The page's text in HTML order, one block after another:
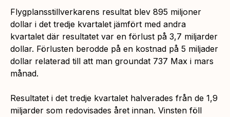
Flygplansstillverkarens resultat blev 895 miljoner
dollar i det tredje kvartalet jämfört med andra
kvartalet där resultatet var en förlust på 3,7 miljarder
dollar. Förlusten berodde på en kostnad på 5 miljader
dollar relaterad till att man groundat 737 Max i mars
månad.
Resultatet i det tredje kvartalet halverades från de 1,9
miljarder som redovisades året innan. Vinsten föll